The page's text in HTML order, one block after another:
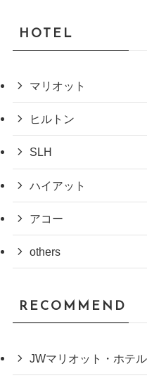
HOTEL
マリオット
ヒルトン
SLH
ハイアット
アコー
others
RECOMMEND
JWマリオット・ホテ